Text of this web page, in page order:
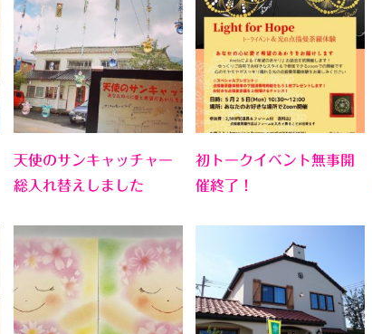
天使のサンキャッチャー
総入れ替えしました
初トークイベント無事開
催終了！